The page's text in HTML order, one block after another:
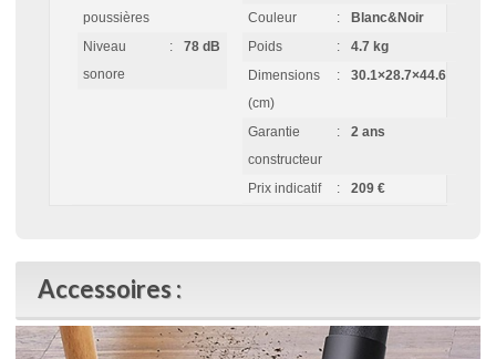
poussières
Niveau
sonore
: 78 dB
Couleur :
Blanc&Noir
Poids
:
4.7 kg
Dimensions
(cm)
: 30.1×28.7×44.6
Garantie
constructeur
: 2 ans
Prix indicatif : 209 €
Accessoires :